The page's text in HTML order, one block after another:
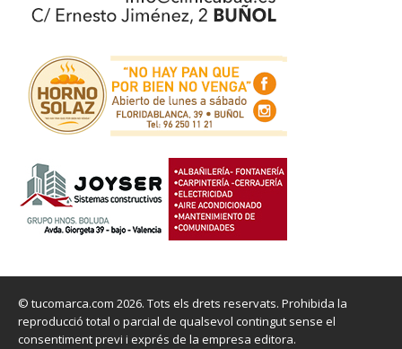
© tucomarca.com 2026. Tots els drets reservats. Prohibida la
reproducció total o parcial de qualsevol contingut sense el
consentiment previ i exprés de la empresa editora.